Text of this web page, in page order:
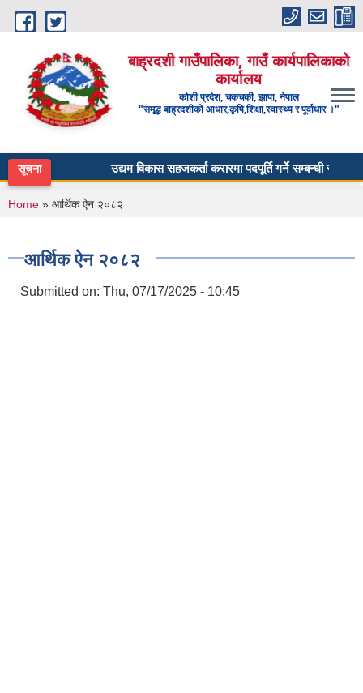
Skip to main content
बाह्रदशी गाउँपालिका, गाउँ कार्यपालिकाको
कार्यालय
कोशी प्रदेश, चकचकी, झापा, नेपाल
"समृद्ध बाह्रदशीको आधार,कृषि,शिक्षा,स्वास्थ्य र पूर्वाधार ।"
सूचना उद्यम विकास सहजकर्ता करारमा पदपूर्ति गर्ने सम्बन्धी सूचना ।
You are here
Home » आर्थिक ऐन २०८२
आर्थिक ऐन २०८२
Submitted on: Thu, 07/17/2025 - 10:45